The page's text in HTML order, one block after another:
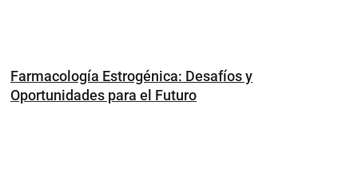
Farmacología Estrogénica: Desafíos y
Oportunidades para el Futuro